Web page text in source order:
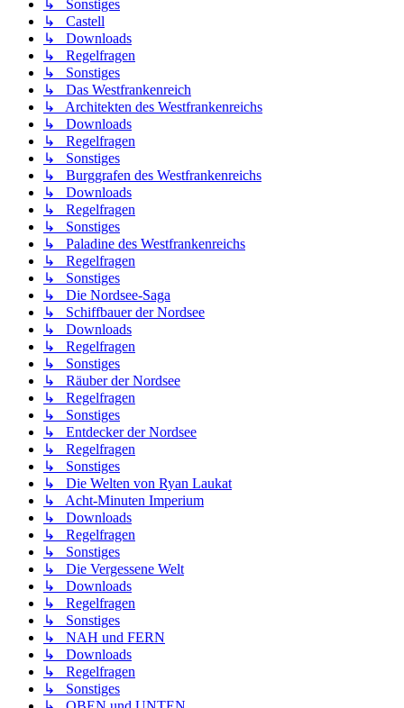
↳ Sonstiges
↳ Castell
↳ Downloads
↳ Regelfragen
↳ Sonstiges
↳ Das Westfrankenreich
↳ Architekten des Westfrankenreichs
↳ Downloads
↳ Regelfragen
↳ Sonstiges
↳ Burggrafen des Westfrankenreichs
↳ Downloads
↳ Regelfragen
↳ Sonstiges
↳ Paladine des Westfrankenreichs
↳ Regelfragen
↳ Sonstiges
↳ Die Nordsee-Saga
↳ Schiffbauer der Nordsee
↳ Downloads
↳ Regelfragen
↳ Sonstiges
↳ Räuber der Nordsee
↳ Regelfragen
↳ Sonstiges
↳ Entdecker der Nordsee
↳ Regelfragen
↳ Sonstiges
↳ Die Welten von Ryan Laukat
↳ Acht-Minuten Imperium
↳ Downloads
↳ Regelfragen
↳ Sonstiges
↳ Die Vergessene Welt
↳ Downloads
↳ Regelfragen
↳ Sonstiges
↳ NAH und FERN
↳ Downloads
↳ Regelfragen
↳ Sonstiges